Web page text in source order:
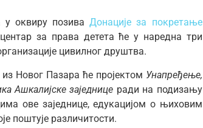
у оквиру позиваДонације за покретање
за права детета ће у наредна три
цивилног друштва.
из Новог Пазара ће пројектом Унапређење,
Ашкалијске заједнице ради на подизању
ове заједнице, едукацијом о њиховим
поштује различитости.